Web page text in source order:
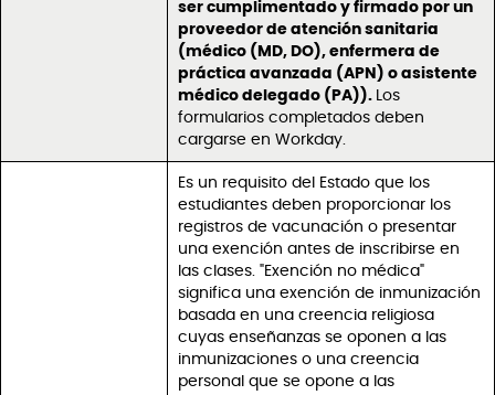
ser cumplimentado y firmado por un
proveedor de atención sanitaria
(médico (MD, DO), enfermera de
práctica avanzada (APN) o asistente
médico delegado (PA)).
Los
formularios completados deben
cargarse en Workday.
Es un requisito del Estado que los
estudiantes deben proporcionar los
registros de vacunación o presentar
una exención antes de inscribirse en
las clases. "Exención no médica"
significa una exención de inmunización
basada en una creencia religiosa
cuyas enseñanzas se oponen a las
inmunizaciones o una creencia
personal que se opone a las